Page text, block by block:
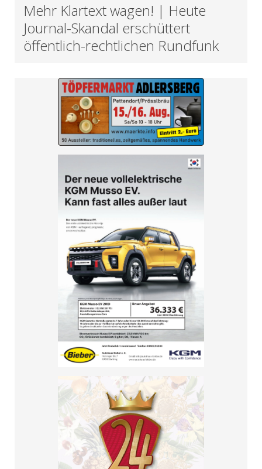
Mehr Klartext wagen! | Heute
Journal-Skandal erschüttert
öffentlich-rechtlichen Rundfunk